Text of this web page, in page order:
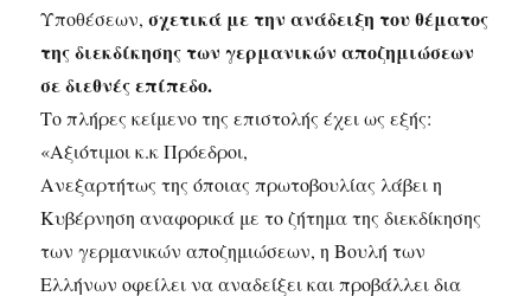
Υποθέσεων,σχετικά με την ανάδειξη του θέματος
της διεκδίκησης των γερμανικών αποζημιώσεων
σε διεθνές επίπεδο.
Το πλήρες κείμενο της επιστολής έχει ως εξής:
«Αξιότιμοι κ.κ Πρόεδροι,
Ανεξαρτήτως της όποιας πρωτοβουλίας λάβει η
Κυβέρνηση αναφορικά με το ζήτημα της διεκδίκησης
των γερμανικών αποζημιώσεων, η Βουλή των
Ελλήνων οφείλει να αναδείξει και προβάλλει δια